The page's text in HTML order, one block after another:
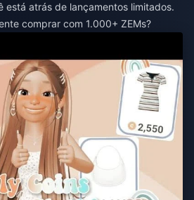
está atrás de lançamentos limitados.
comprar com 1.000+ ZEMs?